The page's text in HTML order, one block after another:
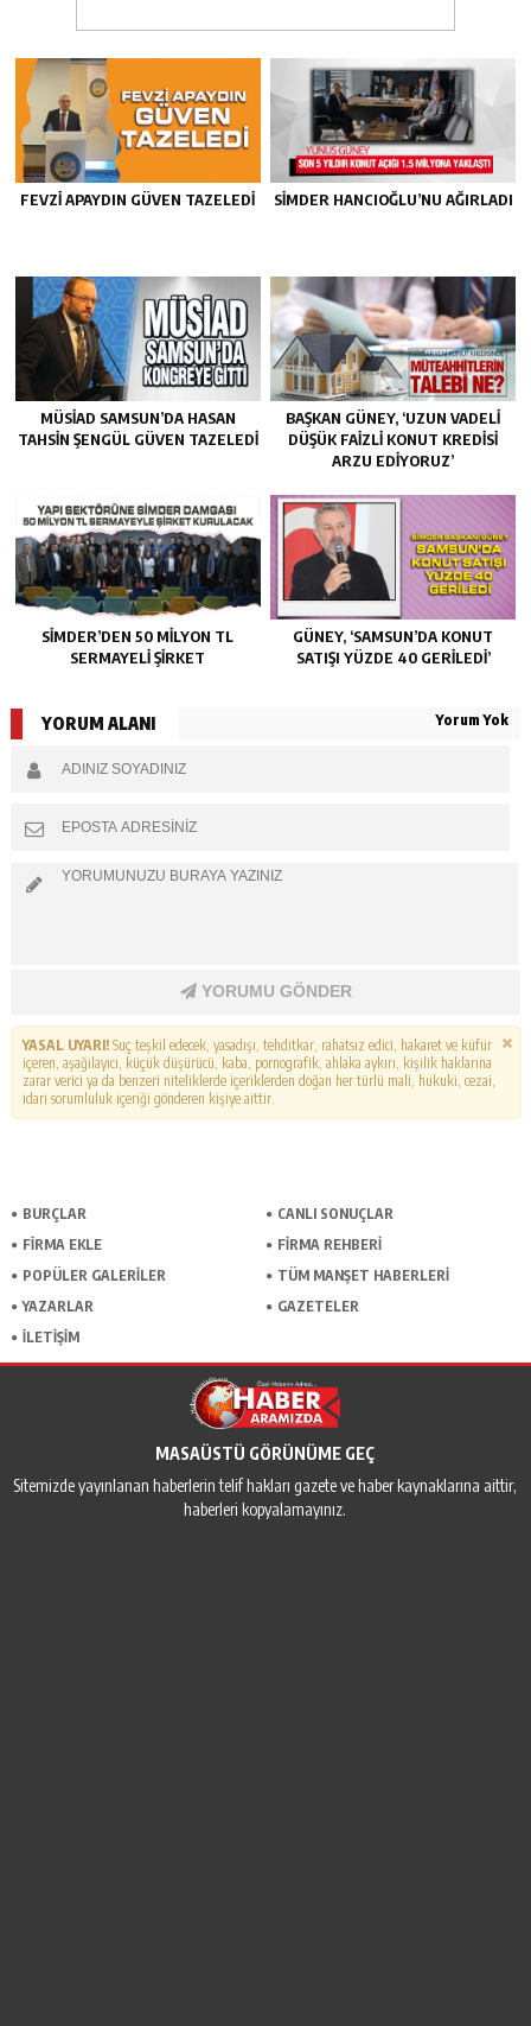
FEVZI APAYDIN GÜVEN TAZELEDI SİMDER HANCIOĞLU’NU AĞIRLADI
MÜSİAD SAMSUN’DA HASAN
TAHSIN ŞENGÜL GÜVEN TAZELEDI
BAŞKAN GÜNEY, ‘UZUN VADELI
DÜŞÜK FAIZLI KONUT KREDISI
ARZU EDIYORUZ’
SİMDER’DEN 50 MILYON TL
SERMAYELI ŞIRKET
GÜNEY, ‘SAMSUN’DA KONUT
SATIŞI YÜZDE 40 GERILEDI’
YORUM ALANI Yorum Yok
YORUMU GÖNDER
YASAL UYARI!Suç teşkil edecek, yasadışı, tehditkar, rahatsız edici, hakaret ve küfür
içeren, aşağılayıcı, küçük düşürücü, kaba, pornografik, ahlaka aykırı, kişilik haklarına
zarar verici ya da benzeri niteliklerde içeriklerden doğan her türlü mali, hukuki, cezai,
idari sorumluluk içeriği gönderen kişiye aittir.
BURÇLAR
CANLI SONUÇLAR
FİRMA EKLE
FİRMA REHBERİ
POPÜLER GALERİLER
TÜM MANŞET HABERLERİ
YAZARLAR
GAZETELER
İLETİŞİM
MASAÜSTÜ GÖRÜNÜME GEÇ
Sitemizde yayınlanan haberlerin telif hakları gazete ve haber kaynaklarına aittir,
haberleri kopyalamayınız.